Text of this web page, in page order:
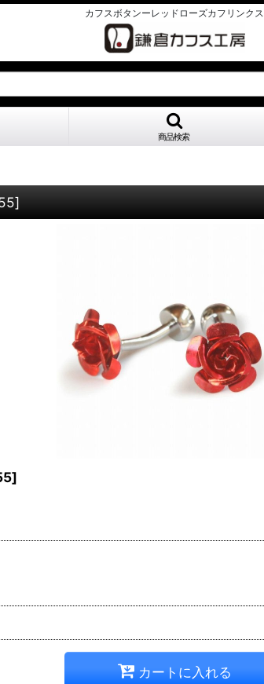
カフスボタンーレッドローズカフリンクス
商品検索
]
]
カートに入れる